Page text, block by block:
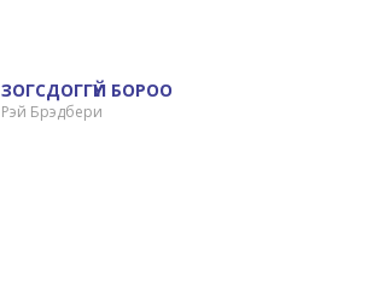
ЗОГСДОГГҮЙ БОРОО
Рэй Брэдбери